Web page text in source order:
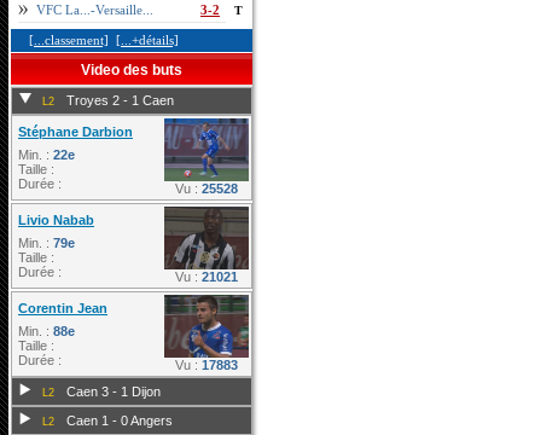
VFC La...-Versaille... 3-2 T
[...classement] [...+détails]
Video des buts
L2 Troyes 2 - 1 Caen
Stéphane Darbion
Min. : 22e
Taille :
Durée :
Vu : 25528
Livio Nabab
Min. : 79e
Taille :
Durée :
Vu : 21021
Corentin Jean
Min. : 88e
Taille :
Durée :
Vu : 17883
L2 Caen 3 - 1 Dijon
L2 Caen 1 - 0 Angers